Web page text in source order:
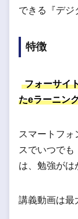
できる『デジ
特徴
フォーサイ
たeラーニン
スマートフォ
スでいつでも
は、勉強がは
講義動画は最